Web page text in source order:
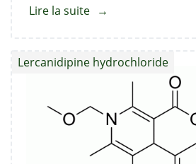
Lire la suite about
bromophényl)-3-
phénylpropanenitrile
Lercanidipine hydrochloride